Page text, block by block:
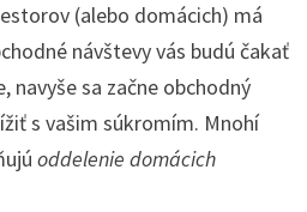
(alebo domácich) má
návštevy vás budú čakať
navyše sa začne obchodný
s vašim súkromím. Mnohí
oddelenie domácich